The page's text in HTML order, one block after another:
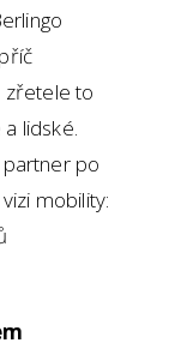
zřetele to
lidské.
partner po
mobility: